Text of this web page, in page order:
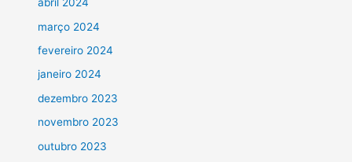
março 2024
fevereiro 2024
janeiro 2024
dezembro 2023
novembro 2023
outubro 2023